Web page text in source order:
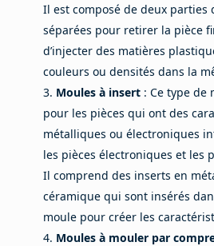
Il est composé de deux parties
séparées pour retirer la pièce
d’injecter des matières
couleurs ou densités dans la
Moules à insert: Ce type de
pour les pièces qui ont des
métalliques ou électroniques
les pièces électroniques et les
Il comprend des inserts en
céramique qui sont insérés
moule pour créer les
Moules à mouler par